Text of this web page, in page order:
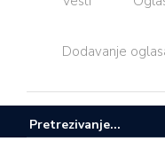
Dodavanje